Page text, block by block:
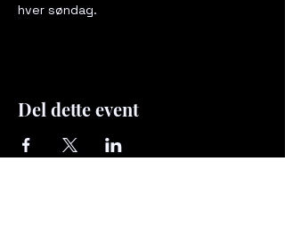
hver søndag.
Del dette event